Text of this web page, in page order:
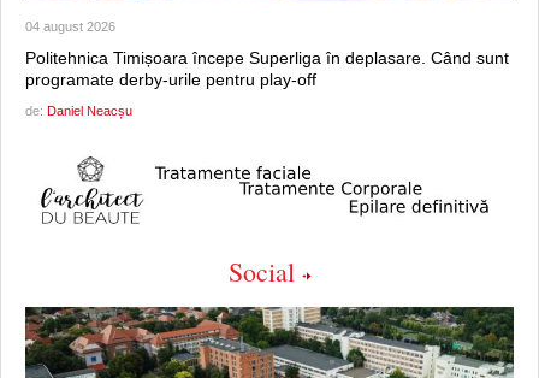
04 august 2026
Politehnica Timișoara începe Superliga în deplasare. Când sunt
programate derby-urile pentru play-off
de: Daniel Neacșu
Social